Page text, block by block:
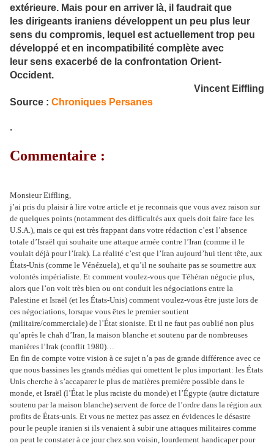
extérieure. Mais pour en arriver là, il faudrait que
les dirigeants iraniens développent un peu plus leur
sens du compromis, lequel est actuellement trop peu
développé et en incompatibilité complète avec
leur sens exacerbé de la confrontation Orient-
Occident.
Vincent Eiffling
Source : Chroniques Persanes
.
Commentaire :
Monsieur Eiffling,
j’ai pris du plaisir à lire votre article et je reconnais que vous avez raison sur
de quelques points (notamment des difficultés aux quels doit faire face les
U.S.A.), mais ce qui est très frappant dans votre rédaction c’est l’absence
totale d’Israël qui souhaite une attaque armée contre l’Iran (comme il le
voulait déjà pour l’Irak). La réalité c’est que l’Iran aujourd’hui tient tête, aux
États-Unis (comme le Vénézuela), et qu’il ne souhaite pas se soumettre aux
volontés impérialiste. Et comment voulez-vous que Téhéran négocie plus,
alors que l’on voit très bien ou ont conduit les négociations entre la
Palestine et Israël (et les États-Unis) comment voulez-vous être juste lors de
ces négociations, lorsque vous êtes le premier soutient
(militaire/commerciale) de l’État sioniste. Et il ne faut pas oublié non plus
qu’après le chah d’Iran, la maison blanche et soutenu par de nombreuses
manières l’Irak (conflit 1980)…
En fin de compte votre vision à ce sujet n’a pas de grande différence avec ce
que nous bassines les grands médias qui omettent le plus important: les États
Unis cherche à s’accaparer le plus de matières première possible dans le
monde, et Israël (l’État le plus raciste du monde) et l’Égypte (autre dictature
soutenu par la maison blanche) servent de force de l’ordre dans la région aux
profits de États-unis. Et vous ne mettez pas assez en évidences le désastre
pour le peuple iranien si ils venaient à subir une attaques militaires comme
on peut le constater à ce jour chez son voisin, lourdement handicaper pour